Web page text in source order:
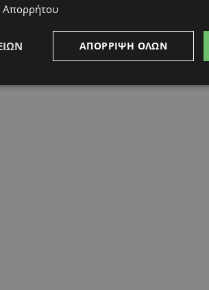
Έχει τις ρίζες της σε σημαντικούς
την Haymarket Affair στο Chicago,
το οκτάωρο και καλύτερες
Απορρήτου
ΑΠΌΡΡΙΨΗ ΌΛΩΝ